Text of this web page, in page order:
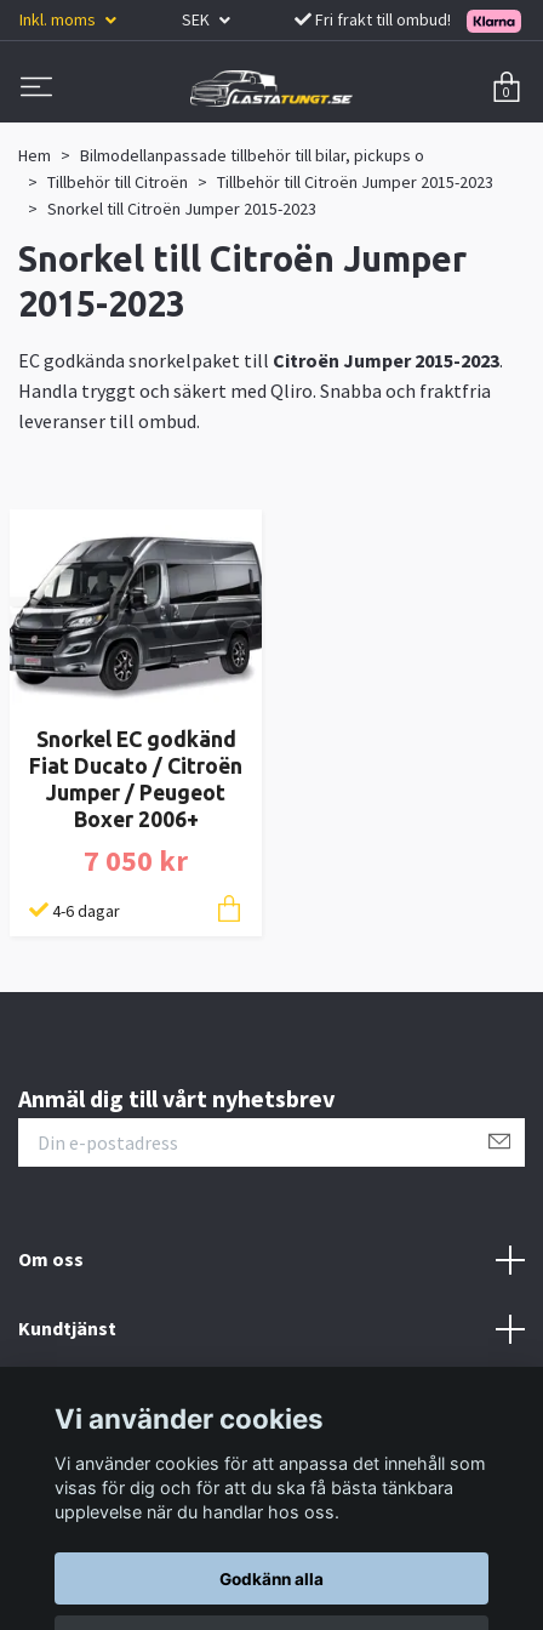
Inkl. moms SEK Fri frakt till ombud!
0
Hem
Bilmodellanpassade tillbehör till bilar, pickups o
Tillbehör till Citroën
Tillbehör till Citroën Jumper 2015-2023
Snorkel till Citroën Jumper 2015-2023
Snorkel till Citroën Jumper
2015-2023
EC godkända snorkelpaket till Citroën Jumper 2015-2023.
Handla tryggt och säkert med Qliro. Snabba och fraktfria
leveranser till ombud.
Snorkel EC godkänd
Fiat Ducato / Citroën
Jumper / Peugeot
Boxer 2006+
7 050 kr
4-6 dagar
Anmäl dig till vårt nyhetsbrev
Om oss
Kundtjänst
Sociala medier
Vi använder cookies
Vi använder cookies för att anpassa det innehåll som
visas för dig och för att du ska få bästa tänkbara
upplevelse när du handlar hos oss.
Godkänn alla